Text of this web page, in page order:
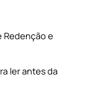
Redenção e
ler antes da